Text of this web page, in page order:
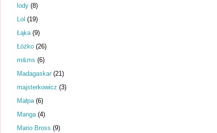
lody (8)
Lol (19)
Łąka (9)
Łóżko (26)
m&ms (6)
Madagaskar (21)
majsterkowicz (3)
Małpa (6)
Manga (4)
Mario Bross (9)